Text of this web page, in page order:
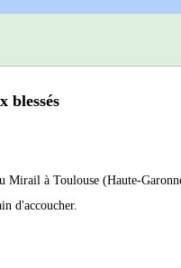
blessés
Mirail à Toulouse (Haute-
d'accoucher.